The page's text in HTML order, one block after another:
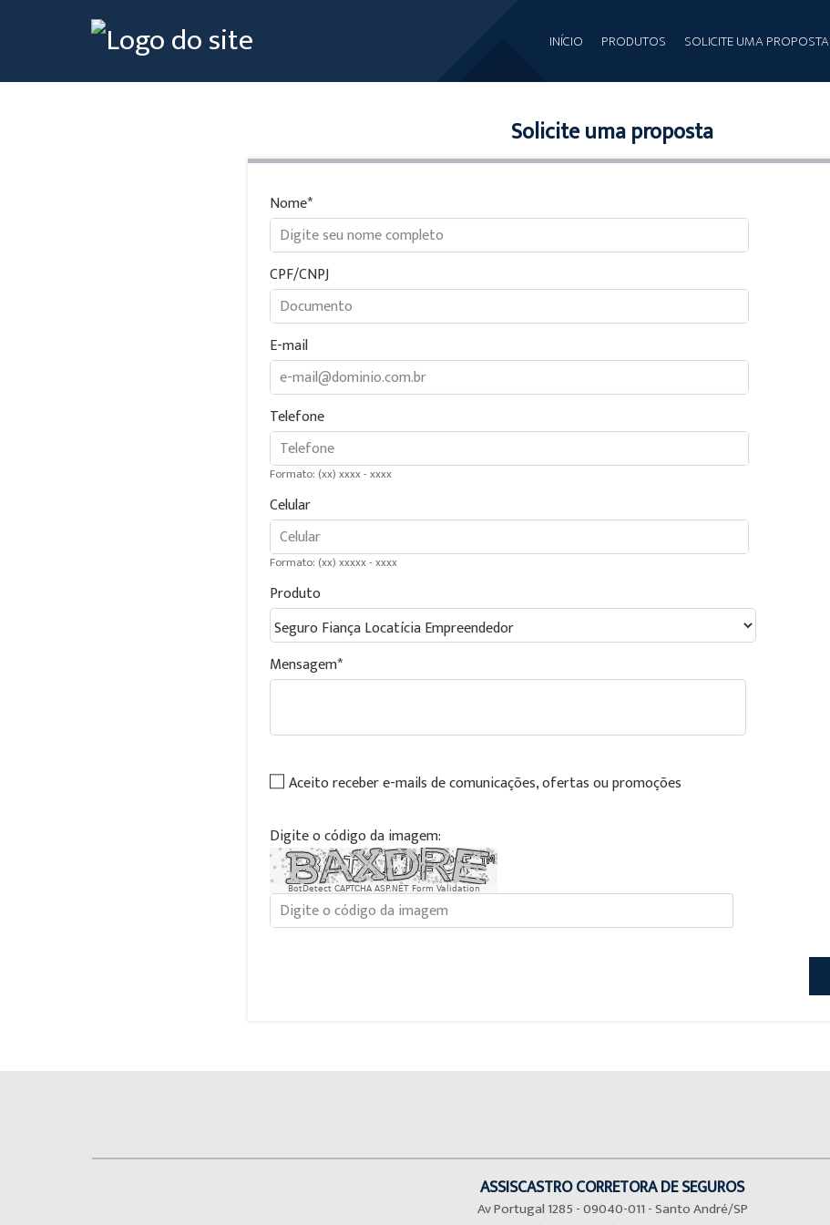
INÍCIO PRODUTOS SOLICITE UMA PROPOSTA
Solicite uma proposta
Nome
CPF/CNPJ
E-mail
Telefone
Formato: (xx) xxxx - xxxx
Celular
Formato: (xx) xxxxx - xxxx
Produto
Mensagem
Aceito receber e-mails de comunicações, ofertas ou promoções
Digite o código da imagem:
BotDetect CAPTCHA ASP.NET Form Validation
ASSISCASTRO CORRETORA DE SEGUROS
Av Portugal 1285 - 09040-011 - Santo André/SP